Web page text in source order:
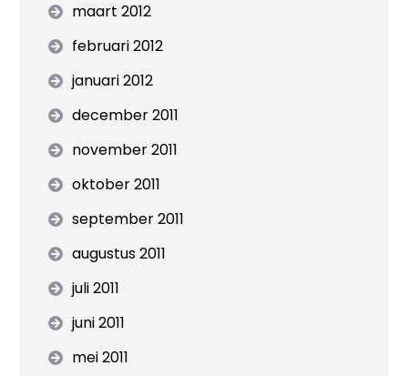
maart 2012
februari 2012
januari 2012
december 2011
november 2011
oktober 2011
september 2011
augustus 2011
juli 2011
juni 2011
mei 2011